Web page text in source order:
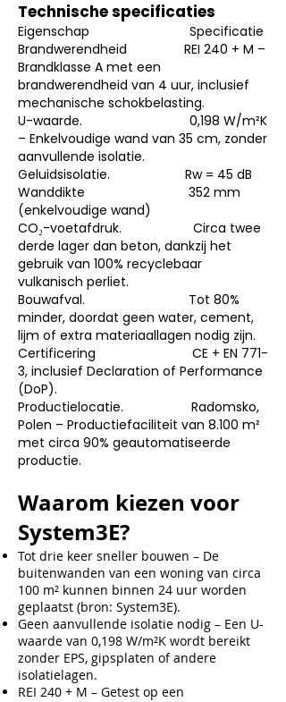
Technische specificaties
Eigenschap Specificatie
Brandwerendheid REI 240 + M –
Brandklasse A met een
brandwerendheid van 4 uur, inclusief
mechanische schokbelasting.
U-waarde. 0,198 W/m²K
– Enkelvoudige wand van 35 cm, zonder
aanvullende isolatie.
Geluidsisolatie. Rw = 45 dB
Wanddikte 352 mm
(enkelvoudige wand)
CO₂-voetafdruk. Circa twee
derde lager dan beton, dankzij het
gebruik van 100% recyclebaar
vulkanisch perliet.
Bouwafval. Tot 80%
minder, doordat geen water, cement,
lijm of extra materiaallagen nodig zijn.
Certificering CE + EN 771-
3, inclusief Declaration of Performance
(DoP).
Productielocatie. Radomsko,
Polen – Productiefaciliteit van 8.100 m²
met circa 90% geautomatiseerde
productie.
Waarom kiezen voor
System3E?
Tot drie keer sneller bouwen – De
buitenwanden van een woning van circa
100 m² kunnen binnen 24 uur worden
geplaatst (bron: System3E).
Geen aanvullende isolatie nodig – Een U-
waarde van 0,198 W/m²K wordt bereikt
zonder EPS, gipsplaten of andere
isolatielagen.
REI 240 + M – Getest op een